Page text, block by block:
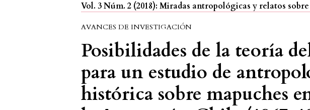
Vol. 3 Núm. 2 (2018): Miradas antropológicas y relatos
AVANCES DE INVESTIGACIÓN
Posibilidades de la teoría
para un estudio de
histórica sobre mapuches